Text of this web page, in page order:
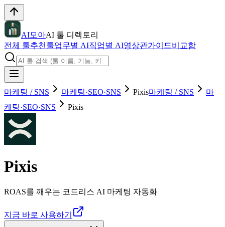
AI모아AI 툴 디렉토리
전체 툴추천툴업무별 AI직업별 AI영상관가이드비교함
마케팅 / SNS 마케팅·SEO·SNS Pixis마케팅 / SNS
마
케팅·SEO·SNS
Pixis
Pixis
ROAS를 깨우는 코드리스 AI 마케팅 자동화
지금 바로 사용하기